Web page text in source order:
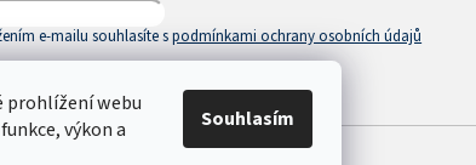
prohlížení webu
výkon a
Souhlasím
e-mailu souhlasíte spodmínkami ochrany osobních údajů
SE